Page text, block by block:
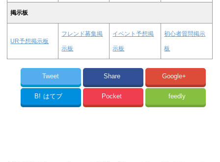
掲示板
UR予想掲示板
フレンド募集掲
示板
イベント予想掲
示板
初心者質問掲示
板
Tweet Share Google+
B! はてブ Pocket feedly